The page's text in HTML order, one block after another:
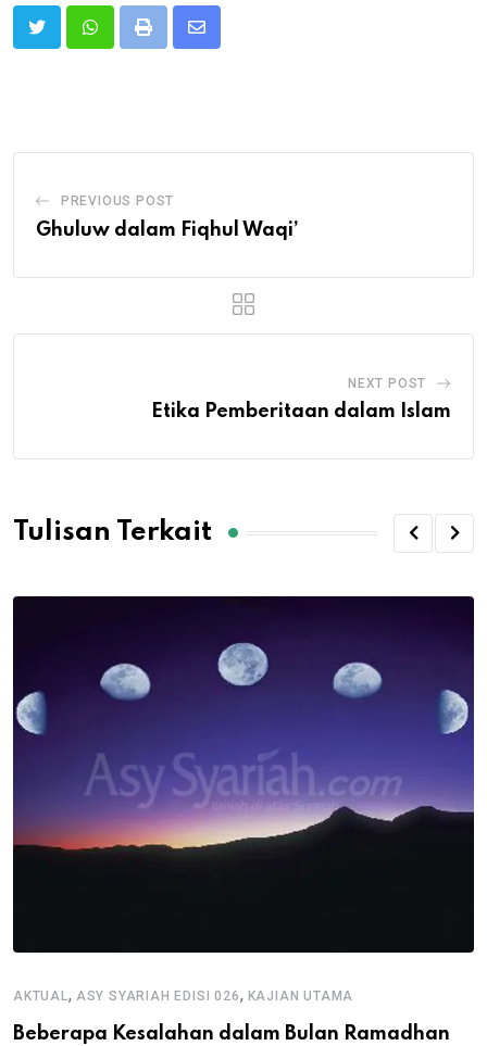
Print
Share
PREVIOUS POST
Ghuluw dalam Fiqhul Waqi’
NEXT POST
Etika Pemberitaan dalam Islam
Tulisan Terkait
AKTUAL, ASY SYARIAH EDISI 026, KAJIAN UTAMA
Beberapa Kesalahan dalam Bulan Ramadhan